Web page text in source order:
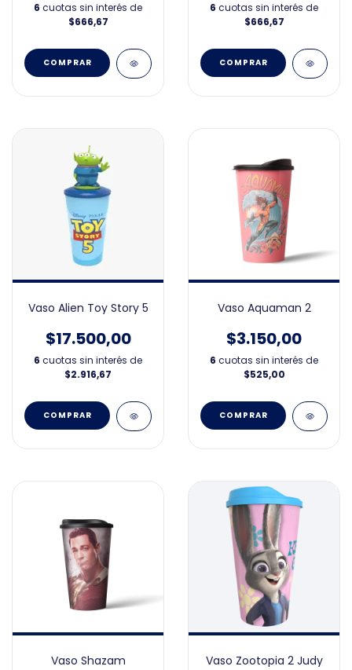
6 cuotas sin interés de
$666,67
6 cuotas sin interés de
$666,67
Vaso Alien Toy Story 5
$17.500,00
6 cuotas sin interés de
$2.916,67
Vaso Aquaman 2
$3.150,00
6 cuotas sin interés de
$525,00
Vaso Shazam Vaso Zootopia 2 Judy